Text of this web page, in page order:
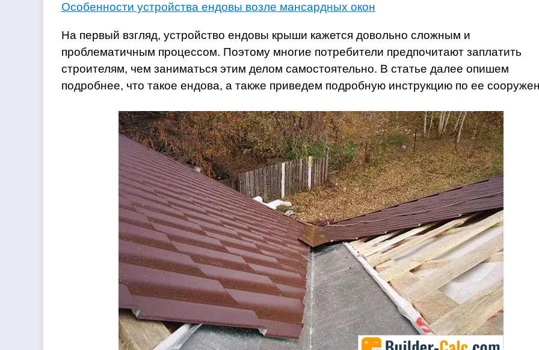
Особенности устройства ендовы возле мансардных окон
На первый взгляд, устройство ендовы крыши кажется довольно сложным и
проблематичным процессом. Поэтому многие потребители предпочитают заплатить
строителям, чем заниматься этим делом самостоятельно. В статье далее опишем
подробнее, что такое ендова, а также приведем подробную инструкцию по ее